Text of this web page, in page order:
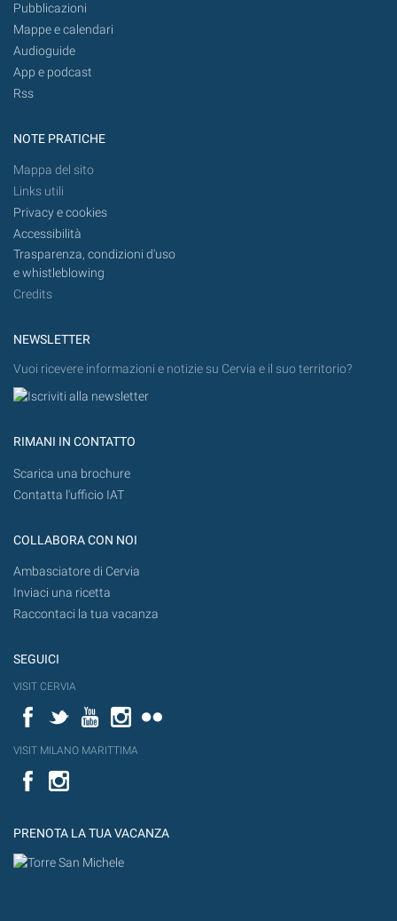
Pubblicazioni
Mappe e calendari
Audioguide
App e podcast
Rss
NOTE PRATICHE
Mappa del sito
Links utili
Privacy e cookies
Accessibilità
Trasparenza, condizioni d'uso
e whistleblowing
Credits
NEWSLETTER
Vuoi ricevere informazioni e notizie su Cervia e il suo territorio?
RIMANI IN CONTATTO
Scarica una brochure
Contatta l'ufficio IAT
COLLABORA CON NOI
Ambasciatore di Cervia
Inviaci una ricetta
Raccontaci la tua vacanza
SEGUICI
VISIT CERVIA
FacebookTwitterYouTubeInstagram
VISIT MILANO MARITTIMA
Facebook
PRENOTA LA TUA VACANZA